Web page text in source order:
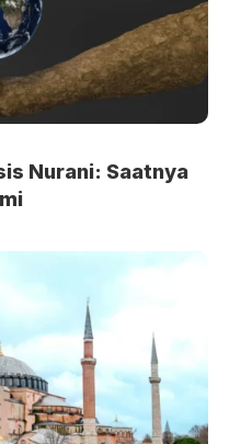
Nurani: Saatnya